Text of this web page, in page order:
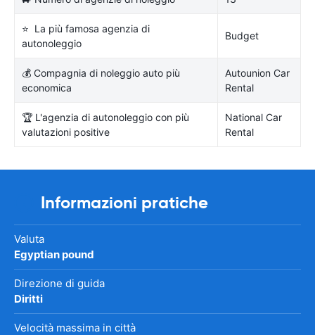
⭐ La più famosa agenzia di
autonoleggio
Budget
💰 Compagnia di noleggio auto più
economica
Autounion Car
Rental
🏆 L'agenzia di autonoleggio con più
valutazioni positive
National Car
Rental
Informazioni pratiche
Valuta
Egyptian pound
Direzione di guida
Diritti
Velocità massima in città